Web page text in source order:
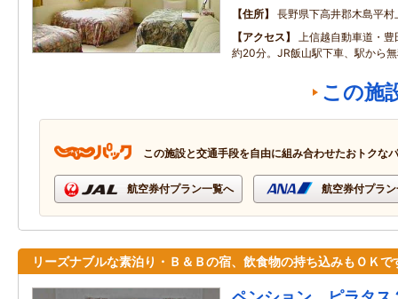
住所
長野県下高井郡木島平
アクセス
上信越自動車道・
約20分。JR飯山駅下車、駅から
この施
この施設と交通手段を自由に組み合わせたおトクな
航空券付プラン一覧へ 航空券付プラ
リーズナブルな素泊り・Ｂ＆Ｂの宿、飲食物の持ち込みもＯＫで